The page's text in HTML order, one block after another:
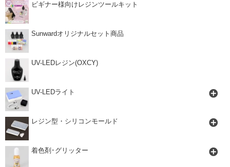
ビギナー様向けレジンツールキット
Sunwardオリジナルセット商品
UV-LEDレジン(OXCY)
UV-LEDライト
レジン型・シリコンモールド
着色剤･グリッター